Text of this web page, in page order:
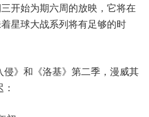
开始为期六周的放映，它将在
星球大战系列将有足够的时
》和《洛基》第二季，漫威其